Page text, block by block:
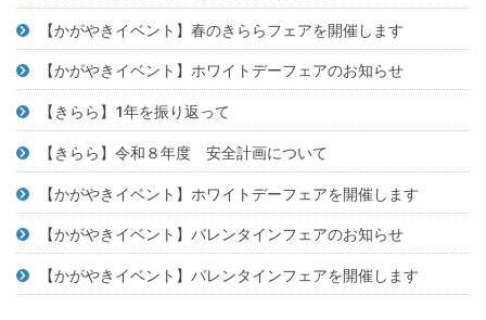
【かがやきイベント】春のきららフェアを開催します
【かがやきイベント】ホワイトデーフェアのお知らせ
【きらら】1年を振り返って
【きらら】令和８年度 安全計画について
【かがやきイベント】ホワイトデーフェアを開催します
【かがやきイベント】バレンタインフェアのお知らせ
【かがやきイベント】バレンタインフェアを開催します